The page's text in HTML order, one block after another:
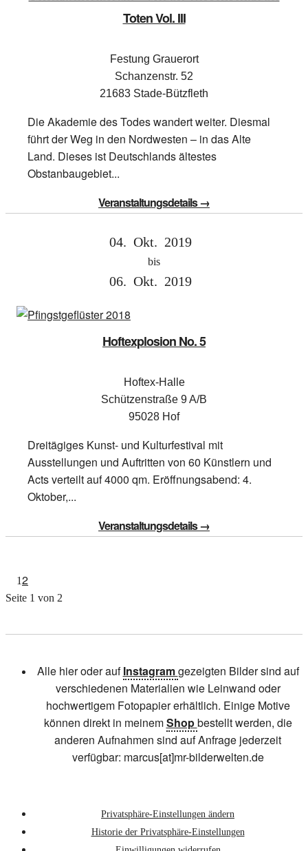
Toten Vol. III
Festung Grauerort
Schanzenstr. 52
21683 Stade-Bützfleth
Die Akademie des Todes wandert weiter. Diesmal
führt der Weg in den Nordwesten – in das Alte
Land. Dieses ist Deutschlands ältestes
Obstanbaugebiet...
Veranstaltungsdetails →
04. Okt. 2019
bis
06. Okt. 2019
Hoftexplosion No. 5
Hoftex-Halle
Schützenstraße 9 A/B
95028 Hof
Dreitägiges Kunst- und Kulturfestival mit
Ausstellungen und Auftritten von 60 Künstlern und
Acts verteilt auf 4000 qm. Eröffnungsabend: 4.
Oktober,...
Veranstaltungsdetails →
12
Seite 1 von 2
Alle hier oder aufInstagramgezeigten Bilder sind auf
verschiedenen Materialien wie Leinwand oder
hochwertigem Fotopapier erhältlich. Einige Motive
können direkt in meinemShopbestellt werden, die
anderen Aufnahmen sind auf Anfrage jederzeit
verfügbar: marcus[at]mr-bilderwelten.de
Privatsphäre-Einstellungen ändern
Historie der Privatsphäre-Einstellungen